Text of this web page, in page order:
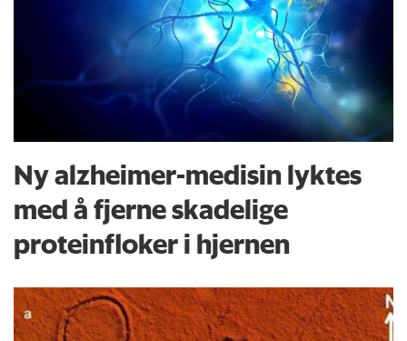
Ny alzheimer-medisin lyktes
med å fjerne skadelige
proteinfloker i hjernen